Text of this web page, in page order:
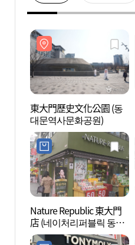
東大門歷史文化公園 (동
대문역사문화공원)
Nature Republic 東大門
店 (네이처리퍼블릭 동대
문점)